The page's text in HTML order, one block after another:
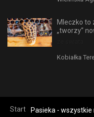
Mleczko to
„tworzy”
Kobiałka
Start Pasieka -